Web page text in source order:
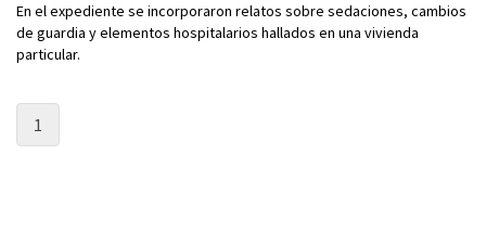
En el expediente se incorporaron relatos sobre sedaciones, cambios
de guardia y elementos hospitalarios hallados en una vivienda
particular.
1